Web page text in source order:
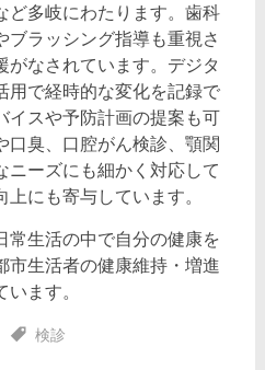
ど多岐にわたります。歯科
ブラッシング指導も重視さ
がなされています。デジタ
用で経時的な変化を記録で
イスや予防計画の提案も可
口臭、口腔がん検診、顎関
ニーズにも細かく対応して
にも寄与しています。
常生活の中で自分の健康を
市生活者の健康維持・増進
ます。
検診